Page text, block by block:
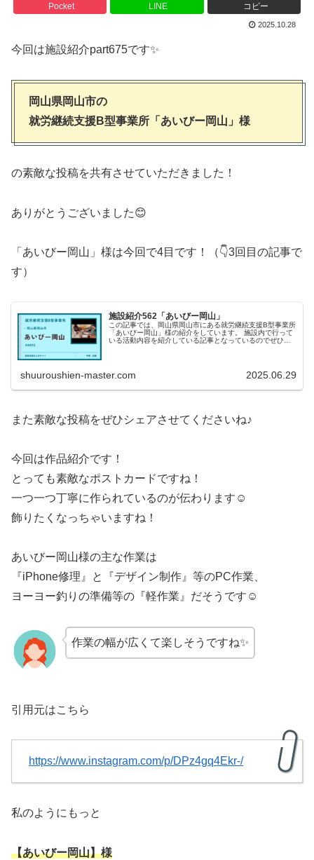
Pocket LINE コピー
2025.10.28
今回は施設紹介part675です✨
岡山県岡山市の
就労継続支援B型事業所「あいびー岡山」様
の素敵な投稿を共有させていただきました！
ありがとうございました😊
「あいびー岡山」様は今回で4目です！（👇3回目の記事で
す）
施設紹介562「あいびー岡山」
この記事では、岡山県岡山市にある就労継続支援B型事業所
「あいびー岡山」様の紹介をしています。 施設内で行って
いる活動内容を紹介している記事となっているのでぜひご
shuuroushien-master.com 2025.06.29
また素敵な投稿をぜひシェアさせてくださいね♪
今回は作品紹介です！
とっても素敵なポストカードですね！
一つ一つ丁寧に作られているのが伝わります☺
飾りたくなっちゃいますね！
あいびー岡山様の主な作業は
『iPhone修理』と『デザイン制作』等のPC作業、
ヨーヨー釣りの準備等の『軽作業』だそうです☺
作業の幅が広くて楽しそうですね✨
引用元はこちら
https://www.instagram.com/p/DPz4gq4Ekr-/
私のようにもっと
【あいびー岡山】様